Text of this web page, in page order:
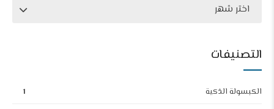
اختر شهر
التصنيفات
الكبسولة الذكية
1